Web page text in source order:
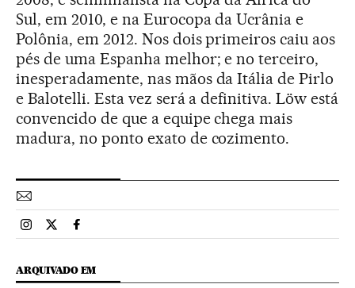
Sul, em 2010, e na Eurocopa da Ucrânia e
Polônia, em 2012. Nos dois primeiros caiu aos
pés de uma Espanha melhor; e no terceiro,
inesperadamente, nas mãos da Itália de Pirlo
e Balotelli. Esta vez será a definitiva. Löw está
convencido de que a equipe chega mais
madura, no ponto exato de cozimento.
Esportes El País Brasil en Instagram
Esportes El País Brasil en Twitter
Esportes El País Brasil en Facebook
ARQUIVADO EM